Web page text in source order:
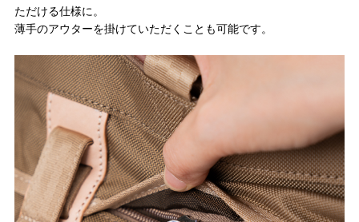
ただける仕様に。
薄手のアウターを掛けていただくことも可能です。